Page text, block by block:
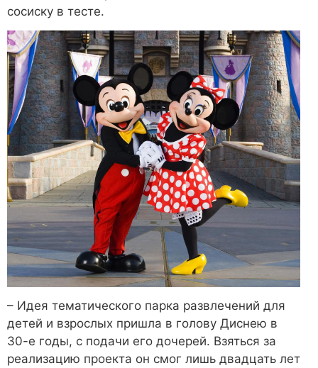
сосиску в тесте.
– Идея тематического парка развлечений для
детей и взрослых пришла в голову Диснею в
30-е годы, с подачи его дочерей. Взяться за
реализацию проекта он смог лишь двадцать лет